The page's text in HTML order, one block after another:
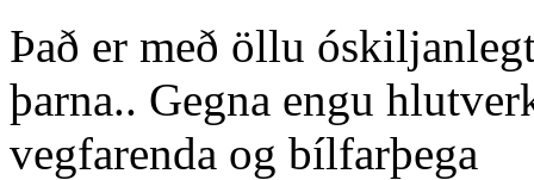
Það er með öllu
þarna.. Gegna engu
vegfarenda og bílfarþega